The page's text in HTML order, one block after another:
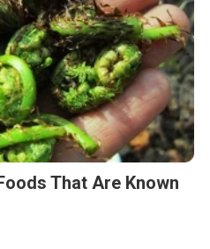
That Are Known